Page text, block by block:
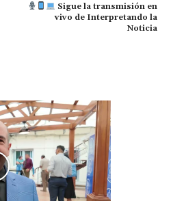
Sigue la transmisión en
vivo de Interpretando la
Noticia